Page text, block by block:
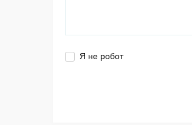
Я не робот